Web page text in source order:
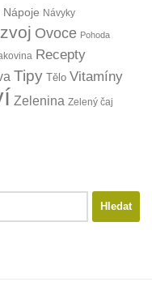
Nápoje Návyky
Ovoce Pohoda
Recepty
Tipy Tělo Vitamíny
Zelenina Zelený čaj